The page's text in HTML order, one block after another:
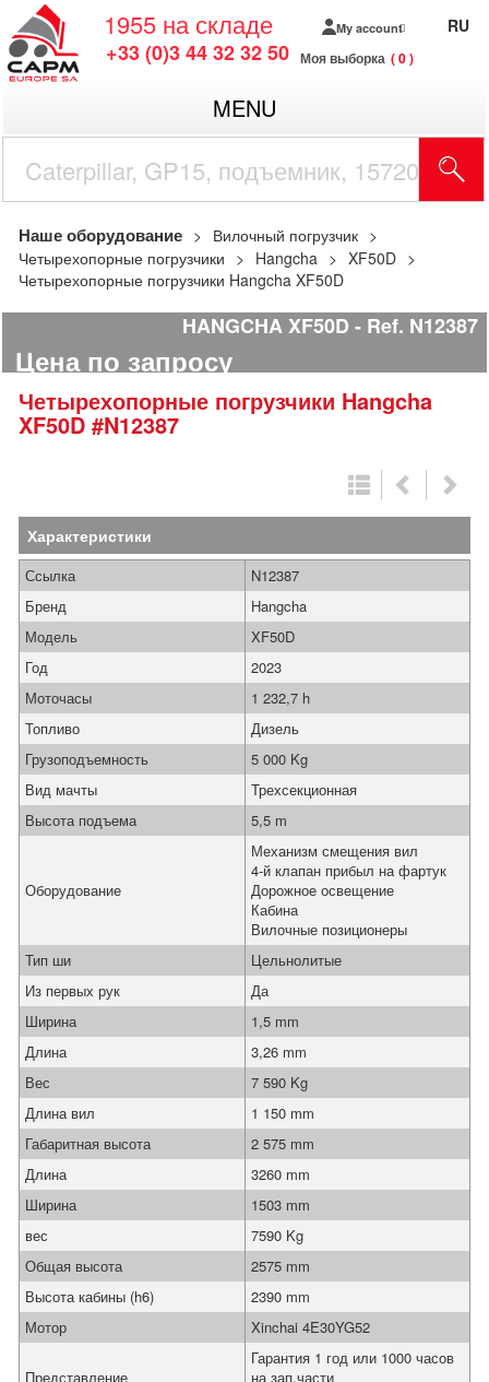
1955 на складе
+33 (0)3 44 32 32 50
My account
Моя выборка 0
RU
MENU
Наше оборудование
Вилочный погрузчик
Четырехопорные погрузчики
Hangcha
XF50D
Четырехопорные погрузчики Hangcha XF50D
HANGCHA XF50D Ref. N12387
Цена по запросу
Четырехопорные погрузчики Hangcha
XF50D #N12387
Характеристики
Ссылка
N12387
Бренд
Hangcha
Модель
XF50D
Год
2023
Моточасы
1 232,7 h
Топливо
Дизель
Грузоподъемность
5 000 Kg
Вид мачты
Трехсекционная
Высота подъема
5,5 m
Оборудование
Механизм смещения вил
4-й клапан прибыл на фартук
Дорожное освещение
Кабина
Вилочные позиционеры
Тип ши
Цельнолитые
Из первых рук
Да
Ширина
1,5 mm
Длина
3,26 mm
Вес
7 590 Kg
Длина вил
1 150 mm
Габаритная высота
2 575 mm
Длина
3260 mm
Ширина
1503 mm
вес
7590 Kg
Общая высота
2575 mm
Высота кабины (h6)
2390 mm
Мотор
Xinchai 4E30YG52
Представление
Гарантия 1 год или 1000 часов
на зап.части